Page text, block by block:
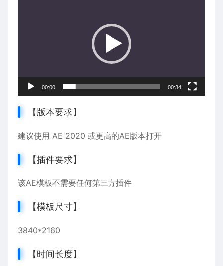
00:00 00:34
【版本要求】
建议使用 AE 2020 或更高的AE版本打开
【插件要求】
该AE模板不需要任何第三方插件
【模板尺寸】
3840*2160
【时间长度】